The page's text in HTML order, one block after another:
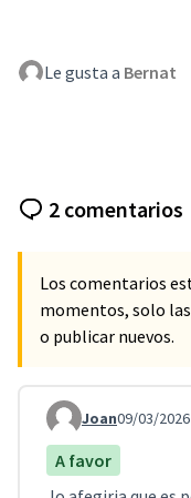
Le gusta a Bernat
2 comentarios
Los comentarios
momentos, solo
o publicar nuevos.
Comentario 5403
Joan09/03/
A favor